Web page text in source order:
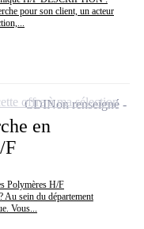
pour son client, un acteur
en
F
Polymères H/F
sein du département
Vous...
CDINon renseigné
offre à ma sélection